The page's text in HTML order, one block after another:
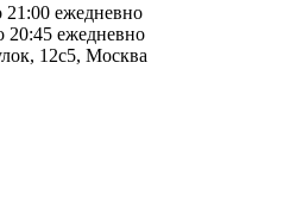
21:00 ежедневно
20:45 ежедневно
12с5, Москва